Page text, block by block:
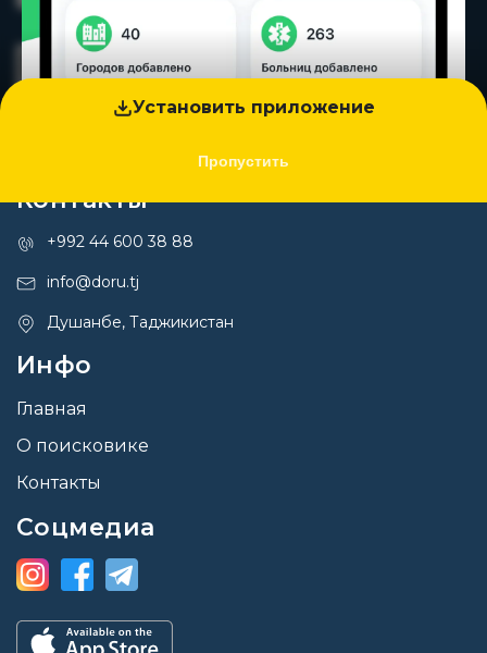
Установить приложение
Пропустить
Контакты
+992 44 600 38 88
info@doru.tj
Душанбе, Таджикистан
Инфо
Главная
О поисковике
Контакты
Соцмедиа